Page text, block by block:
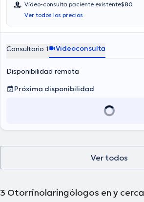
Vídeo-consulta paciente existente$80
Ver todos los precios
Consultorio 1 Videoconsulta
Disponibilidad remota
Próxima disponibilidad
Ver todos
3 Otorrinolaringólogos en y